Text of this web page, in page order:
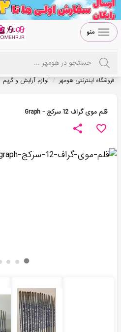
منو
فروشگاه اینترنتی هومهر / لوازم آرایش و گریم
قلم موی گراف 12 سرکج - Graph